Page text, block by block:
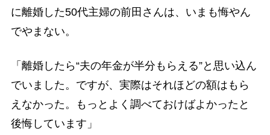
に離婚した50代主婦の前田さんは、いまも悔やん
でやまない。
「離婚したら“夫の年金が半分もらえる”と思い込ん
でいました。ですが、実際はそれほどの額はもら
えなかった。もっとよく調べておけばよかったと
後悔しています」